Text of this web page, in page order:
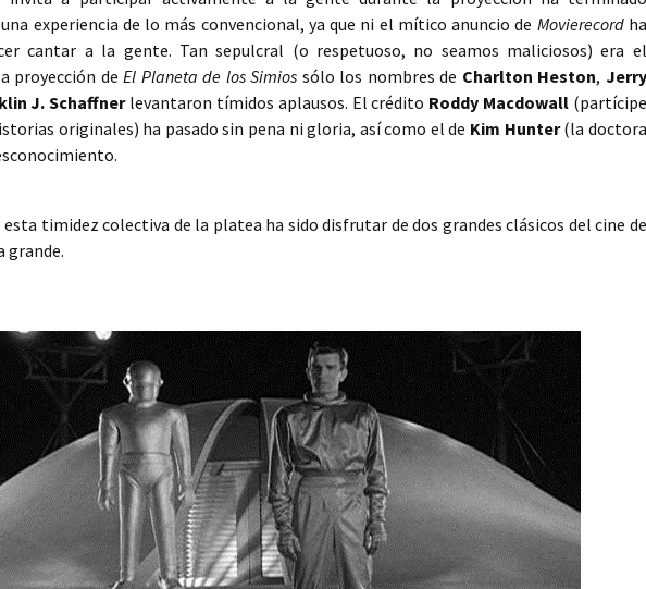
experiencia de lo más convencional, ya que ni el mítico anuncio de Movierecord ha
cantar a la gente. Tan sepulcral (o respetuoso, no seamos maliciosos) era el
proyección de El Planeta de los Simios sólo los nombres de Charlton Heston, Jerry
J. Schaffnerlevantaron tímidos aplausos. El crédito Roddy Macdowall (partícipe
originales) ha pasado sin pena ni gloria, así como el de Kim Hunter(la doctora
timidez colectiva de la platea ha sido disfrutar de dos grandes clásicos del cine de
grande.